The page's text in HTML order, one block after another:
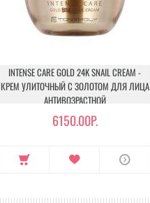
INTENSE CARE GOLD 24K SNAIL CREAM -
КРЕМ УЛИТОЧНЫЙ С ЗОЛОТОМ ДЛЯ ЛИЦА
АНТИВОЗРАСТНОЙ
6150.00Р.